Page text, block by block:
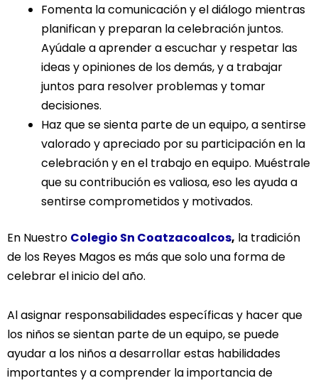
Fomenta la comunicación y el diálogo mientras
planifican y preparan la celebración juntos.
Ayúdale a aprender a escuchar y respetar las
ideas y opiniones de los demás, y a trabajar
juntos para resolver problemas y tomar
decisiones.
Haz que se sienta parte de un equipo, a sentirse
valorado y apreciado por su participación en la
celebración y en el trabajo en equipo. Muéstrale
que su contribución es valiosa, eso les ayuda a
sentirse comprometidos y motivados.
En Nuestro Colegio Sn Coatzacoalcos, la tradición
de los Reyes Magos es más que solo una forma de
celebrar el inicio del año.
Al asignar responsabilidades específicas y hacer que
los niños se sientan parte de un equipo, se puede
ayudar a los niños a desarrollar estas habilidades
importantes y a comprender la importancia de